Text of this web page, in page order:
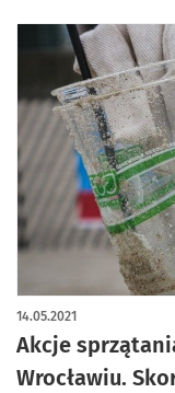
Akcje
Wrocławiu.
14.05.2021